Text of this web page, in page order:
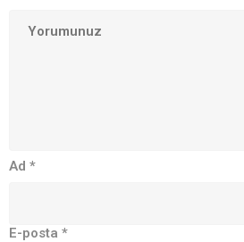
Ad *
E-posta *